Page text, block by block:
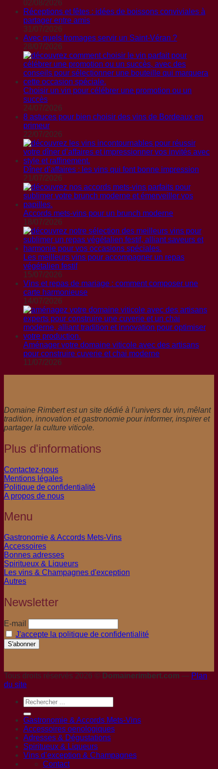
02/08/2026
Réceptions et fêtes : idées de boissons conviviales à
partager entre amis
31/07/2026
Avec quels fromages servir un Saint-Véran ?
28/07/2026
Choisir un vin pour célébrer une promotion ou un
succès
24/07/2026
8 astuces pour bien choisir des vins de Bordeaux en
primeur
22/07/2026
Dîner d’affaires : les vins qui font bonne impression
21/07/2026
Accords mets-vins pour un brunch moderne
18/07/2026
Les meilleurs vins pour accompagner un repas
végétalien festif
15/07/2026
Vins et repas de mariage : comment composer une
carte harmonieuse
14/07/2026
Aménager votre domaine viticole avec des artisans
pour construire cuverie et chai moderne
11/07/2026
Domaine Rimbert est un site dédié à l’univers du vin, mêlant
tradition, innovation et gastronomie pour informer, inspirer et
partager la culture viticole.
Plus d'informations
Contactez-nous
Mentions légales
Politique de confidentialité
A propos de nous
Menu
Gastronomie & Accords Mets-Vins
Accessoires
Bonnes adresses
Spiritueux & Liqueurs
Les vins & Champagnes d'exception
Autres
Newsletter
E-mail
J'accepte la politique de confidentialité
Tous droits réservés 2026 © Domainerimbert.com — Plan
du site
Gastronomie & Accords Mets-Vins
Accessoires oenologiques
Adresses & Dégustations
Spiritueux & Liqueurs
Vins d’exception & Champagnes
Contact